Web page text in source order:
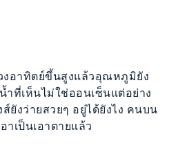
งอาทิตย์ขึ้นสูงแล้วอุณหภูมิยัง
ำที่เห็นไม่ใช่ออนเซ็นแต่อย่าง
ยังว่ายสวยๆ อยู่ได้ยังไง คนบน
าเป็นเอาตายแล้ว